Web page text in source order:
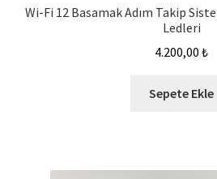
Wi-Fi 12 Basamak Adım Takip
Ledleri
4.200,00 ₺
Sepete Ekle